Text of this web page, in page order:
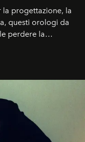
la progettazione, la
questi orologi da
perdere la
così